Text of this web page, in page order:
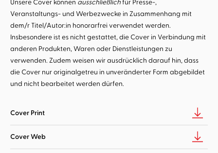
Unsere Cover können ausschließlichfür Presse-,
Veranstaltungs- und Werbezwecke in Zusammenhang mit
dem/r Titel/Autor:in honorarfrei verwendet werden.
Insbesondere ist es nicht gestattet, die Cover in Verbindung mit
anderen Produkten, Waren oder Dienstleistungen zu
verwenden. Zudem weisen wir ausdrücklich darauf hin, dass
die Cover nur originalgetreu in unveränderter Form abgebildet
und nicht bearbeitet werden dürfen.
Cover Print
Cover Web